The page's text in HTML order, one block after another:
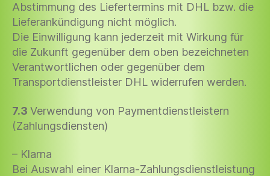
Abstimmung des Liefertermins mit DHL bzw. die
Lieferankündigung nicht möglich.
Die Einwilligung kann jederzeit mit Wirkung für
die Zukunft gegenüber dem oben bezeichneten
Verantwortlichen oder gegenüber dem
Transportdienstleister DHL widerrufen werden.
7.3 Verwendung von Paymentdienstleistern
(Zahlungsdiensten)
– Klarna
Bei Auswahl einer Klarna-Zahlungsdienstleistung